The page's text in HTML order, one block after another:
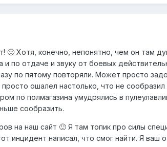
🙂 Хотя, конечно, непонятно, чем он там
по отдаче и звуку от боевых
по пятому повторяли. Может просто
ошалел настолько, что не сообразил
по полмагазина умудрялись в
сообразить.
на наш сайт 🙂 Я там топик про силы
инцидент написал, что смог найти. Я ваш